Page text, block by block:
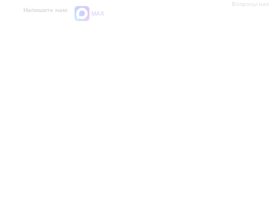
Напишите нам:
MAX
Вопросы